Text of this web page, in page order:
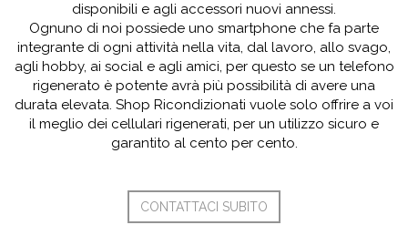
disponibili e agli accessori nuovi annessi.
Ognuno di noi possiede uno smartphone che fa parte
integrante di ogni attività nella vita, dal lavoro, allo svago,
agli hobby, ai social e agli amici, per questo se un telefono
rigenerato è potente avrà più possibilità di avere una
durata elevata. Shop Ricondizionati vuole solo offrire a voi
il meglio dei cellulari rigenerati, per un utilizzo sicuro e
garantito al cento per cento.
CONTATTACI SUBITO